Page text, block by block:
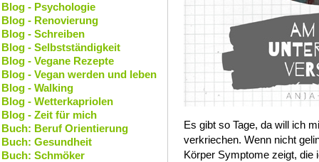
Es gibt so Tage, da will ich
verkriechen. Wenn nicht
Körper Symptome zeigt, die
Blog - Psychologie
Blog - Renovierung
Blog - Schreiben
Blog - Selbstständigkeit
Blog - Vegane Rezepte
Blog - Vegan werden und leben
Blog - Walking
Blog - Wetterkapriolen
Blog - Zeit für mich
Buch: Beruf Orientierung
Buch: Gesundheit
Buch: Schmöker